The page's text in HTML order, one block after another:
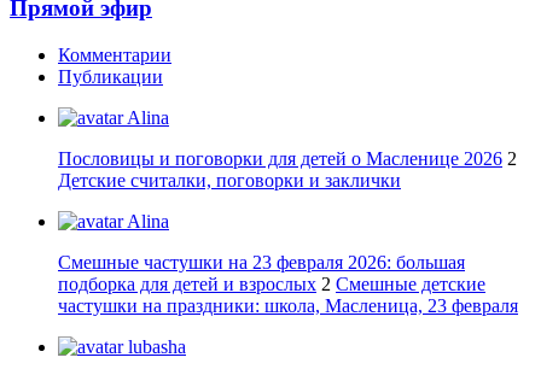
Прямой эфир
Комментарии
Публикации
Alina
Пословицы и поговорки для детей о Масленице 2026 2
Детские считалки, поговорки и заклички
Alina
Смешные частушки на 23 февраля 2026: большая
подборка для детей и взрослых 2 Смешные детские
частушки на праздники: школа, Масленица, 23 февраля
lubasha